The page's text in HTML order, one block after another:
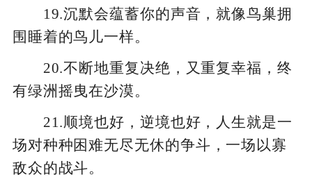
19.沉默会蕴蓄你的声音，就像鸟巢拥
围睡着的鸟儿一样。
20.不断地重复决绝，又重复幸福，终
有绿洲摇曳在沙漠。
21.顺境也好，逆境也好，人生就是一
场对种种困难无尽无休的争斗，一场以寡
敌众的战斗。